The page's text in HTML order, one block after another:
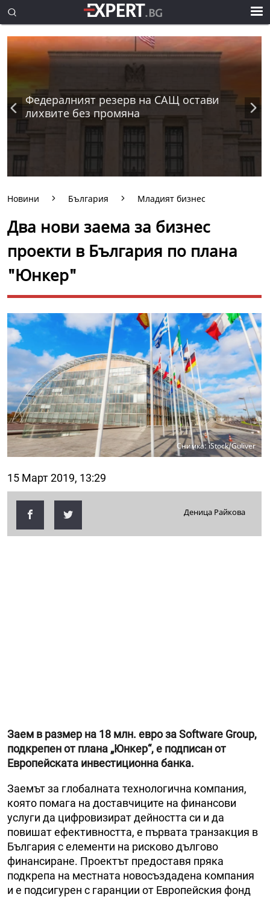
Федералният резерв на САЩ остави
лихвите без промяна
Новини България Младият бизнес
Два нови заема за бизнес
проекти в България по плана
"Юнкер"
Снимка: iStock/Guliver
15 Март 2019, 13:29
Деница Райкова
Заем в размер на 18 млн. евро за Software Group,
подкрепен от плана „Юнкер“, е подписан от
Европейската инвестиционна банка.
Заемът за глобалната технологична компания,
която помага на доставчиците на финансови
услуги да цифровизират дейността си и да
повишат ефективността, е първата транзакция в
България с елементи на рисково дългово
финансиране. Проектът предоставя пряка
подкрепа на местната новосъздадена компания
и е подсигурен с гаранции от Европейския фонд